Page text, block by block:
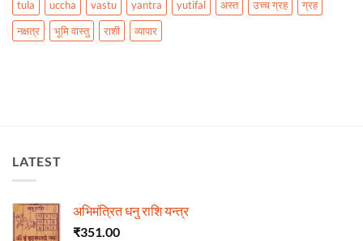
tula uccha vastu yantra yutifal अस्त उच्च ग्रह
ग्रह
नक्षत्र
भूमि वास्तु राशी व्यापार
LATEST
अभिमंत्रित धनु राशि यन्त्र
₹351.00